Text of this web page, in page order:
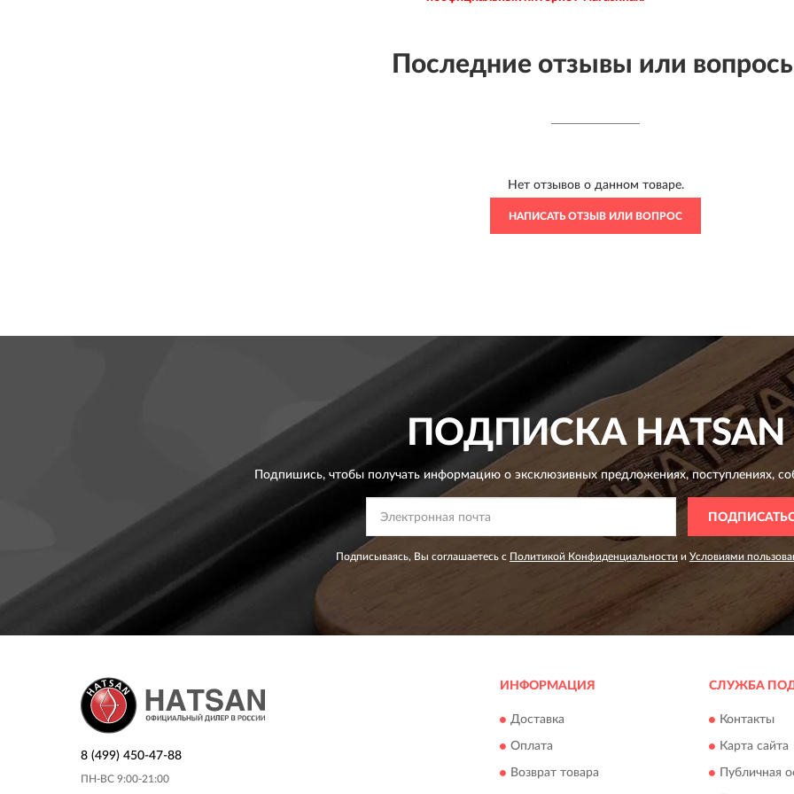
Последние отзывы или
Нет отзывов о данном товаре.
НАПИСАТЬ ОТЗЫВ ИЛИ ВОПРОС
ПОДПИСКАHATSAN
Подпишись, чтобы получать информацию о эксклюзивных предложениях,поступлениях,
Подписываясь, Вы соглашаетесь с Политикой Конфиденциальности и Условиями
8 (499) 450-47-88
ПН-ВС 9:00-21:00
ИНФОРМАЦИЯ
Доставка
Оплата
Возврат товара
СЛУЖБА
Контакты
Карта сайта
Публичная